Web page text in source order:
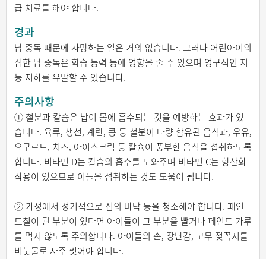
급 치료를 해야 합니다.
경과
납 중독 때문에 사망하는 일은 거의 없습니다. 그러나 어린아이의
심한 납 중독은 학습 능력 등에 영향을 줄 수 있으며 영구적인 지
능 저하를 유발할 수 있습니다.
주의사항
① 철분과 칼슘은 납이 몸에 흡수되는 것을 예방하는 효과가 있
습니다. 육류, 생선, 계란, 콩 등 철분이 다량 함유된 음식과, 우유,
요구르트, 치즈, 아이스크림 등 칼슘이 풍부한 음식을 섭취하도록
합니다. 비타민 D는 칼슘의 흡수를 도와주며 비타민 C는 항산화
작용이 있으므로 이들을 섭취하는 것도 도움이 됩니다.
② 가정에서 정기적으로 집의 바닥 등을 청소해야 합니다. 페인
트칠이 된 부분이 있다면 아이들이 그 부분을 빨거나 페인트 가루
를 먹지 않도록 주의합니다. 아이들의 손, 장난감, 고무 젖꼭지를
비눗물로 자주 씻어야 합니다.